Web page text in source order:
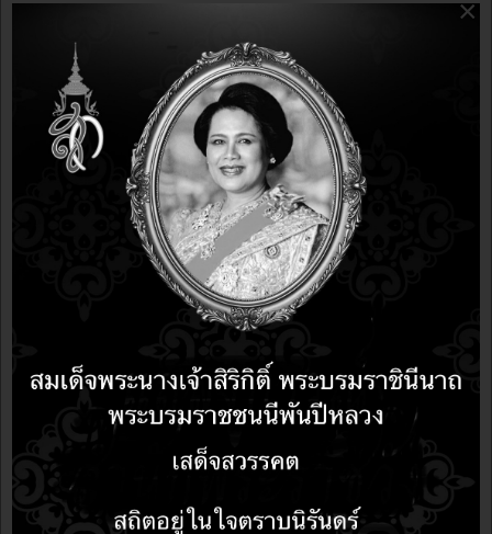
Libreoffice opensource, openoffice
Software,
YOU MAY ALSO LIKE:
ข่าวละเมิดลิขสิทธิ์
9 years 11 months ago
"มาใช้โอเพนซอร์ส OpenSource กันเถอะ" BSA ประกาศ
องค์กรธุรกิจขึ้น 4 เท่าเป็น 1 ล้านบาท
×